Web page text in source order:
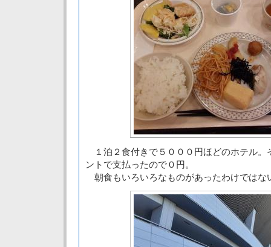
１泊２食付きで５０００円ほどのホテル。
ントで支払ったので０円。
朝食もいろいろなものがあったわけではな